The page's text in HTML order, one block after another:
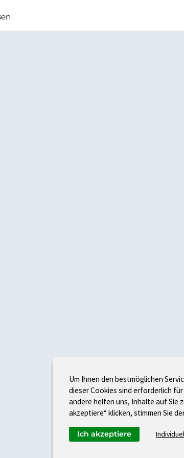
Um Ihnen den bestmöglichen
dieser Cookies sind erforderlich
andere helfen uns, Inhalte auf Sie
akzeptiere“ klicken, stimmen Sie
Ich akzeptiere